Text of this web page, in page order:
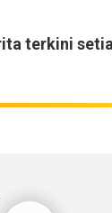
terkini